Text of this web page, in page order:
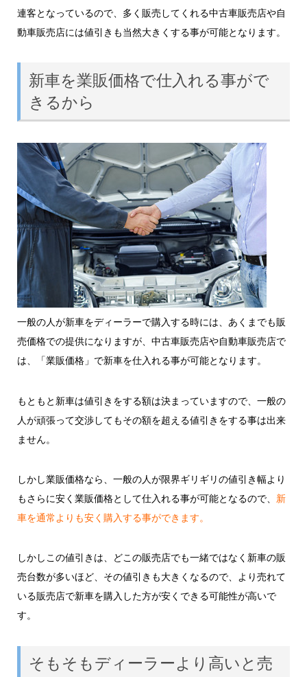
連客となっているので、多く販売してくれる中古車販売店や自
動車販売店には値引きも当然大きくする事が可能となります。
新車を業販価格で仕入れる事がで
きるから
一般の人が新車をディーラーで購入する時には、あくまでも販
売価格での提供になりますが、中古車販売店や自動車販売店で
は、
「業販価格」 で新車を仕入れる事が可能となります。
もともと新車は値引きをする額は決まっていますので、一般の
人が頑張って交渉してもその額を超える値引きをする事は出来
ません。
しかし業販価格なら、一般の人が限界ギリギリの値引き幅より
もさらに安く業販価格として仕入れる事が可能となるので、 新
車を通常よりも安く購入する事ができます。
しかしこの値引きは、どこの販売店でも一緒ではなく新車の販
売台数が多いほど、その値引きも大きくなるので、より売れて
いる販売店で新車を購入した方が安くできる可能性が高いで
す。
そもそもディーラーより高いと売